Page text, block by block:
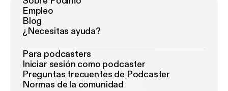
Empleo
Blog
¿Necesitas ayuda?
Para podcasters
Iniciar sesión como podcaster
Preguntas frecuentes de Podcaster
Normas de la comunidad